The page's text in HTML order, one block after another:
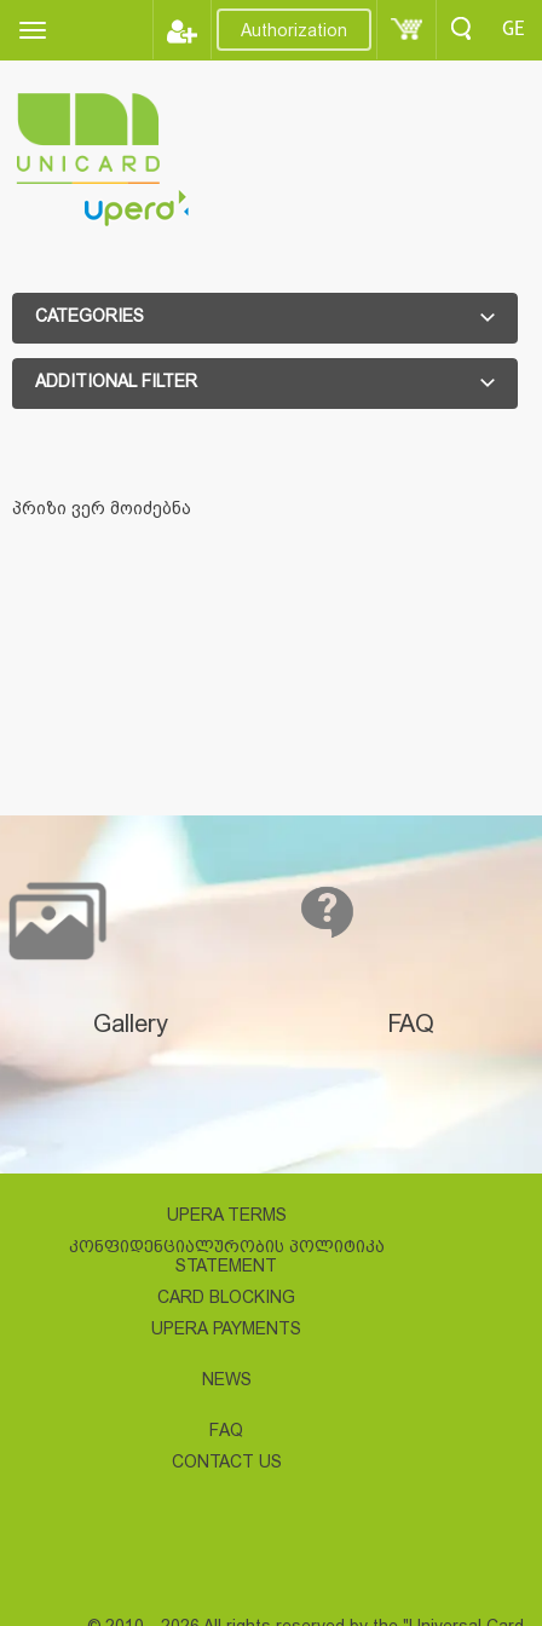
Authorization GE
CATEGORIES
ADDITIONAL FILTER
პრიზი ვერ მოიძებნა
Gallery FAQ
UPERA TERMS
ᲙᲝᲜᲤᲘᲓᲔᲜᲪᲘᲐᲚᲣᲠᲝᲑᲘᲡ ᲞᲝᲚᲘᲢᲘᲙᲐ
STATEMENT
CARD BLOCKING
UPERA PAYMENTS
NEWS
FAQ
CONTACT US